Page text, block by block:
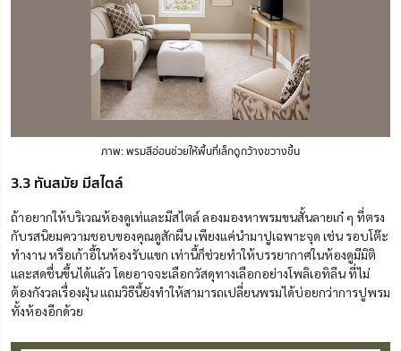
ภาพ: พรมสีอ่อนช่วยให้พื้นที่เล็กดูกว้างขวางขึ้น
3.3 ทันสมัย มีสไตล์
ถ้าอยากให้บริเวณห้องดูเท่และมีสไตล์ ลองมองหาพรมขนสั้นลายเก๋ ๆ ที่ตรง
กับรสนิยมความชอบของคุณดูสักผืน เพียงแค่นำมาปูเฉพาะจุด เช่น รอบโต๊ะ
ทำงาน หรือเก้าอี้ในห้องรับแขก เท่านี้ก็ช่วยทำให้บรรยากาศในห้องดูมีมิติ
และสดชื่นขึ้นได้แล้ว โดยอาจจะเลือกวัสดุทางเลือกอย่างโพลิเอทิลีน ที่ไม่
ต้องกังวลเรื่องฝุ่น แถมวิธีนี้ยังทำให้สามารถเปลี่ยนพรมได้บ่อยกว่าการปูพรม
ทั้งห้องอีกด้วย